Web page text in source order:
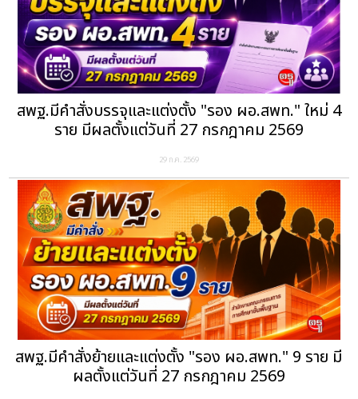
สพฐ.มีคำสั่งบรรจุและแต่งตั้ง "รอง ผอ.สพท." ใหม่ 4
ราย มีผลตั้งแต่วันที่ 27 กรกฎาคม 2569
29 ก.ค. 2569
สพฐ.มีคำสั่งย้ายและแต่งตั้ง "รอง ผอ.สพท." 9 ราย มี
ผลตั้งแต่วันที่ 27 กรกฎาคม 2569